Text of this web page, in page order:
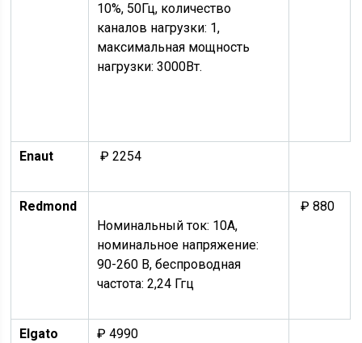
10%, 50Гц, количество
каналов нагрузки: 1,
максимальная мощность
нагрузки: 3000Вт.
Enaut ₽ 2254
Redmond
Номинальный ток: 10А,
номинальное напряжение:
90-260 В, беспроводная
частота: 2,24 Ггц
₽ 880
Elgato
₽ 4990